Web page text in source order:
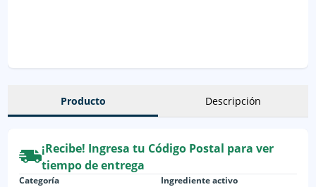
Producto Descripción
¡Recibe! Ingresa tu Código Postal para ver
tiempo de entrega
Categoría Ingrediente activo